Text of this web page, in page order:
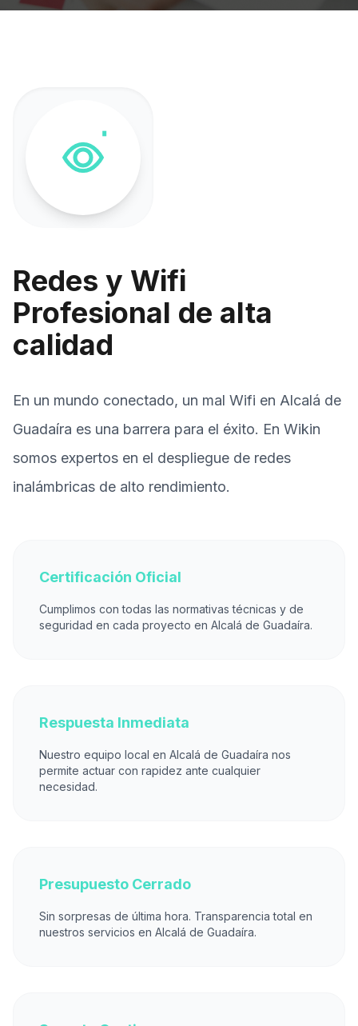
Redes y Wifi
Profesional de alta
calidad
En un mundo conectado, un mal Wifi en Alcalá de
Guadaíra es una barrera para el éxito. En Wikin
somos expertos en el despliegue de redes
inalámbricas de alto rendimiento.
Certificación Oficial
Cumplimos con todas las normativas técnicas y de
seguridad en cada proyecto en Alcalá de Guadaíra.
Respuesta Inmediata
Nuestro equipo local en Alcalá de Guadaíra nos
permite actuar con rapidez ante cualquier
necesidad.
Presupuesto Cerrado
Sin sorpresas de última hora. Transparencia total en
nuestros servicios en Alcalá de Guadaíra.